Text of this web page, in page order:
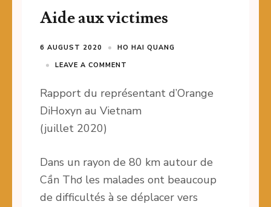
Aide aux victimes
6 AUGUST 2020
HO HAI QUANG
LEAVE A COMMENT
Rapport du représentant d’Orange
DiHoxyn au Vietnam
(juillet 2020)
Dans un rayon de 80 km autour de
Cần Thơ les malades ont beaucoup
de difficultés à se déplacer vers